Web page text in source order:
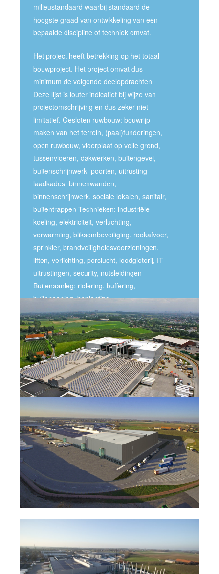
milieustandaard waarbij standaard de
hoogste graad van ontwikkeling van een
bepaalde discipline of techniek omvat.
Het project heeft betrekking op het totaal
bouwproject. Het project omvat dus
minimum de volgende deelopdrachten.
Deze lijst is louter indicatief bij wijze van
projectomschrijving en dus zeker niet
limitatief. Gesloten ruwbouw: bouwrijp
maken van het terrein, (paal)funderingen,
open ruwbouw, vloerplaat op volle grond,
tussenvloeren, dakwerken, buitengevel,
buitenschrijnwerk, poorten, uitrusting
laadkades, binnenwanden,
binnenschrijnwerk, sociale lokalen, sanitair,
buitentrappen Technieken: industriële
koeling, elektriciteit, verluchting,
verwarming, bliksembeveiliging, rookafvoer,
sprinkler, brandveiligheidsvoorzieningen,
liften, verlichting, perslucht, loodgieterij, IT
uitrustingen, security, nutsleidingen
Buitenaanleg: riolering, buffering,
buitenaanleg, beplanting.